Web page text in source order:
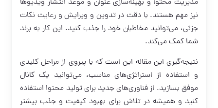
نیز مهم هستند. با دقت در تدوین و ویرایش و رعایت نکات
جزئی، می‌توانید مخاطبان خود را جذب کنید. این کار به برند
شما کمک می‌کند.
نتیجه‌گیری این مقاله این است که با پیروی از مراحل کلیدی
و استفاده از استراتژی‌های مناسب، می‌توانید یک کانال
موفق بسازید. از فناوری‌های جدید برای تولید محتوا استفاده
کنید و همیشه در تلاش برای بهبود کیفیت و جذب بیشتر